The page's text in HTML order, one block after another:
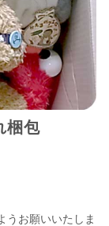
梱包
うお願いいたしま